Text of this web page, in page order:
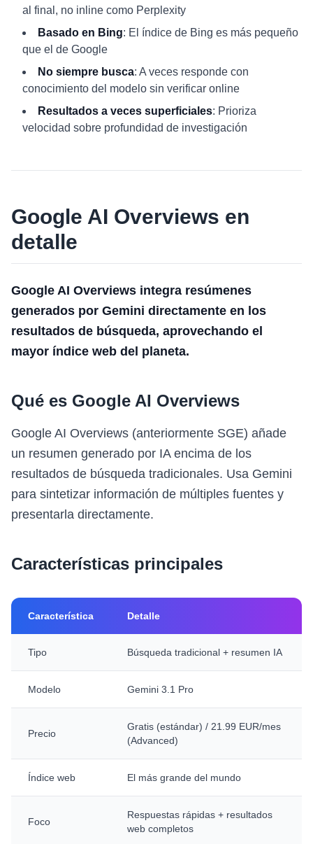
al final, no inline como Perplexity
Basado en Bing: El índice de Bing es más pequeño
que el de Google
No siempre busca: A veces responde con
conocimiento del modelo sin verificar online
Resultados a veces superficiales: Prioriza
velocidad sobre profundidad de investigación
Google AI Overviews en
detalle
Google AI Overviews integra resúmenes
generados por Gemini directamente en los
resultados de búsqueda, aprovechando el
mayor índice web del planeta.
Qué es Google AI Overviews
Google AI Overviews (anteriormente SGE) añade
un resumen generado por IA encima de los
resultados de búsqueda tradicionales. Usa Gemini
para sintetizar información de múltiples fuentes y
presentarla directamente.
Características principales
Característica Detalle
Tipo Búsqueda tradicional + resumen IA
Modelo Gemini 3.1 Pro
Precio
Gratis (estándar) / 21.99 EUR/mes
(Advanced)
Índice web El más grande del mundo
Foco
Respuestas rápidas + resultados
web completos